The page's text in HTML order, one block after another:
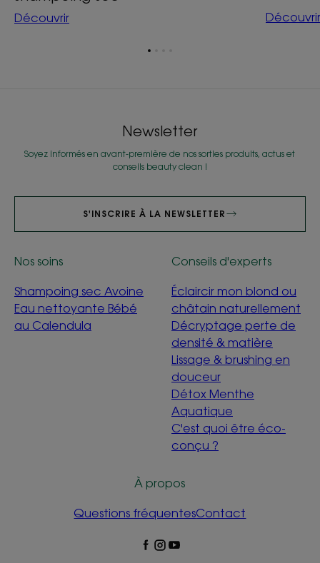
Découvrir Découvrir
Aller
Newsletter
Soyez informés en avant-première de nos sorties produits, actus et
conseils beauty clean !
S'INSCRIRE À LA NEWSLETTER
Nos soins
Shampoing sec Avoine
Eau nettoyante Bébé
au Calendula
Conseils d'experts
Éclaircir mon blond ou
châtain naturellement
Décryptage perte de
densité & matière
Lissage & brushing en
douceur
Détox Menthe
Aquatique
C'est quoi être éco-
conçu ?
À propos
Questions fréquentesContact